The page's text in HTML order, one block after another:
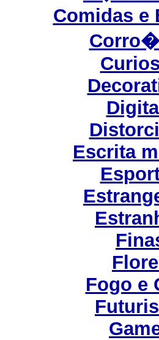
Comidas e
Escrita
Fogo e